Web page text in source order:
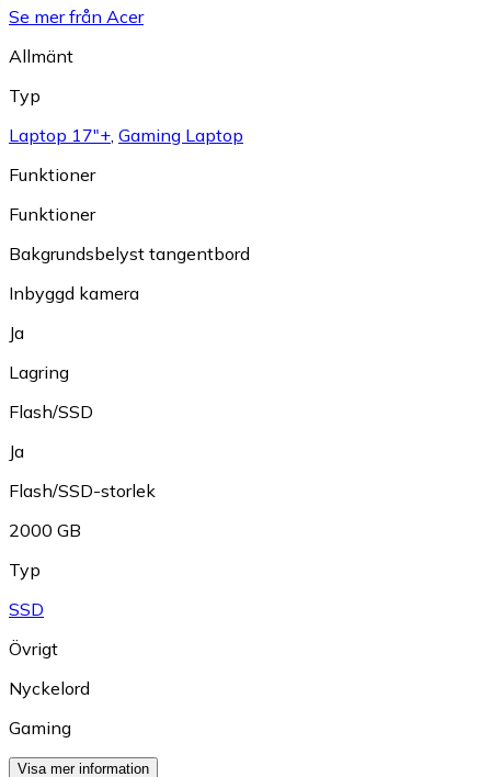
Se mer från Acer
Allmänt
Typ
Laptop 17"+, Gaming Laptop
Funktioner
Funktioner
Bakgrundsbelyst tangentbord
Inbyggd kamera
Ja
Lagring
Flash/SSD
Ja
Flash/SSD-storlek
2000 GB
Typ
SSD
Övrigt
Nyckelord
Gaming
Visa mer information